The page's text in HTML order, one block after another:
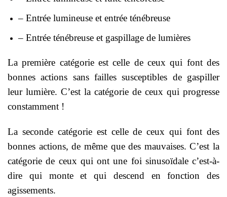
– Entrée lumineuse et entrée ténébreuse
– Entrée ténébreuse et gaspillage de lumières
La première catégorie est celle de ceux qui font des
bonnes actions sans failles susceptibles de gaspiller
leur lumière. C’est la catégorie de ceux qui progresse
constamment !
La seconde catégorie est celle de ceux qui font des
bonnes actions, de même que des mauvaises. C’est la
catégorie de ceux qui ont une foi sinusoïdale c’est-à-
dire qui monte et qui descend en fonction des
agissements.